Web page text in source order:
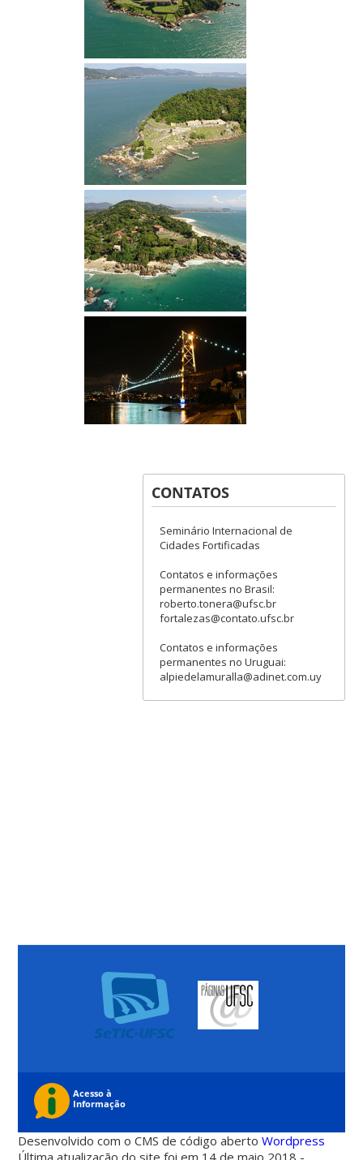
CONTATOS
Seminário Internacional de
Cidades Fortificadas
Contatos e informações
permanentes no Brasil:
roberto.tonera@ufsc.br
fortalezas@contato.ufsc.br
Contatos e informações
permanentes no Uruguai:
alpiedelamuralla@adinet.com.uy
Desenvolvido com o CMS de código abertoWordpress